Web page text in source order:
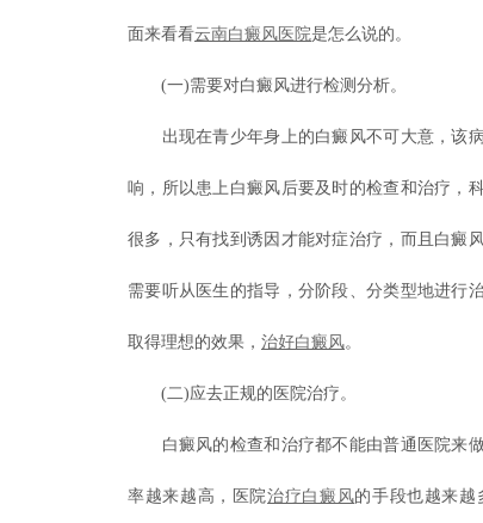
面来看看云南白癜风医院是怎么说的。
(一)需要对白癜风进行检测分析。
出现在青少年身上的白癜风不可大意，该病
响，所以患上白癜风后要及时的检查和治疗，
很多，只有找到诱因才能对症治疗，而且白癜
需要听从医生的指导，分阶段、分类型地进行
取得理想的效果， 治好白癜风。
(二)应去正规的医院治疗。
白癜风的检查和治疗都不能由普通医院来做
率越来越高，医院治疗白癜风的手段也越来越